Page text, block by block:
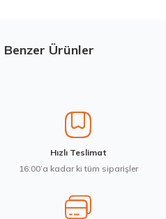
Görüş ve önerileriniz için teşekkür
Ürün bilgilerinde hatalar bulunuyor.
Ürün fiyatı diğer sitelerden daha
Bu ürüne benzer farklı alternatifler
Benzer Ürünler
Bridgestone 275/35R21 103V XL Blizzak
14.987,50 ₺
Hızlı Teslimat
16:00’a kadar ki tüm siparişler